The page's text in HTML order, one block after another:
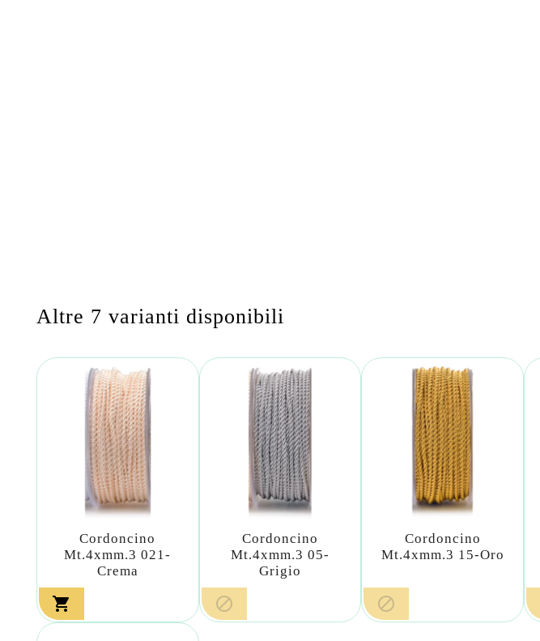
Altre 7 varianti disponibili
Cordoncino
Mt.4xmm.3 021-
Crema

Cordoncino
Mt.4xmm.3 05-
Grigio

Cordoncino
Mt.4xmm.3 15-Oro
